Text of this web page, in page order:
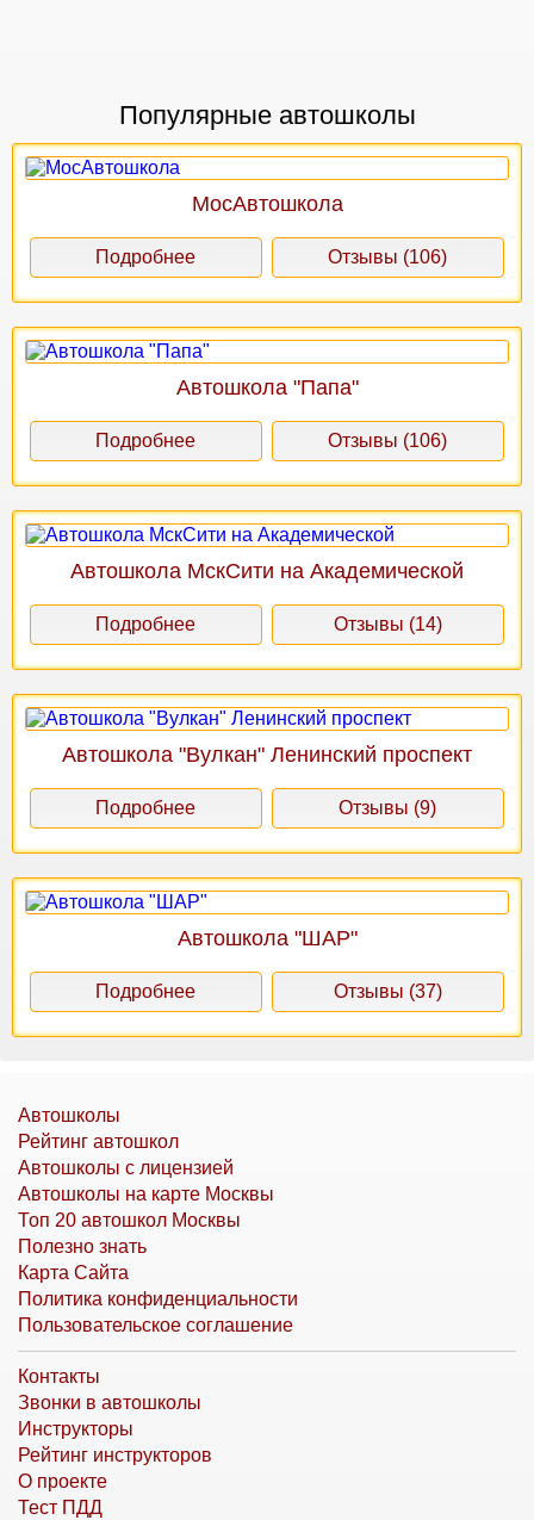
Популярные автошколы
МосАвтошкола
Подробнее Отзывы (106)
Автошкола "Папа"
Подробнее Отзывы (106)
Автошкола МскСити на Академической
Подробнее Отзывы (14)
Автошкола "Вулкан" Ленинский проспект
Подробнее Отзывы (9)
Автошкола "ШАР"
Подробнее Отзывы (37)
Автошколы
Рейтинг автошкол
Автошколы с лицензией
Автошколы на карте Москвы
Топ 20 автошкол Москвы
Полезно знать
Карта Сайта
Политика конфиденциальности
Пользовательское соглашение
Контакты
Звонки в автошколы
Инструкторы
Рейтинг инструкторов
О проекте
Тест ПДД